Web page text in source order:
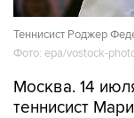
Теннисист Роджер
Фото: epa/vostock-
Москва. 14
теннисист